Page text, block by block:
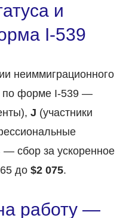
и
I-539
неиммиграционного
по форме I-539 —
J (участники
сбор за ускоренное
до $2 075.
работу —